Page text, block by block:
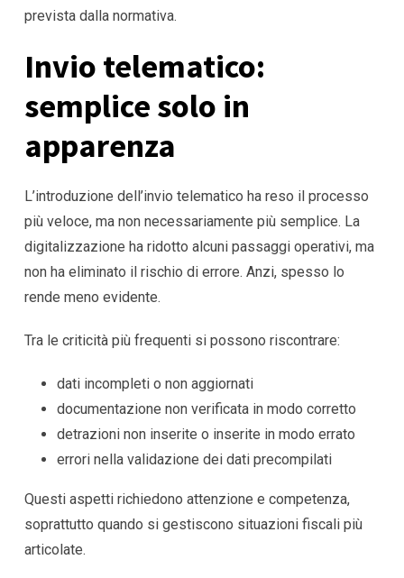
prevista dalla normativa.
Invio telematico:
semplice solo in
apparenza
L’introduzione dell’invio telematico ha reso il processo
più veloce, ma non necessariamente più semplice. La
digitalizzazione ha ridotto alcuni passaggi operativi, ma
non ha eliminato il rischio di errore. Anzi, spesso lo
rende meno evidente.
Tra le criticità più frequenti si possono riscontrare:
dati incompleti o non aggiornati
documentazione non verificata in modo corretto
detrazioni non inserite o inserite in modo errato
errori nella validazione dei dati precompilati
Questi aspetti richiedono attenzione e competenza,
soprattutto quando si gestiscono situazioni fiscali più
articolate.